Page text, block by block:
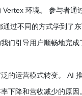
环境。 参与者
过不同的方式学到了
们引导用户顺畅地完成
的运营模式转变。 AI
下降和营收减少的原